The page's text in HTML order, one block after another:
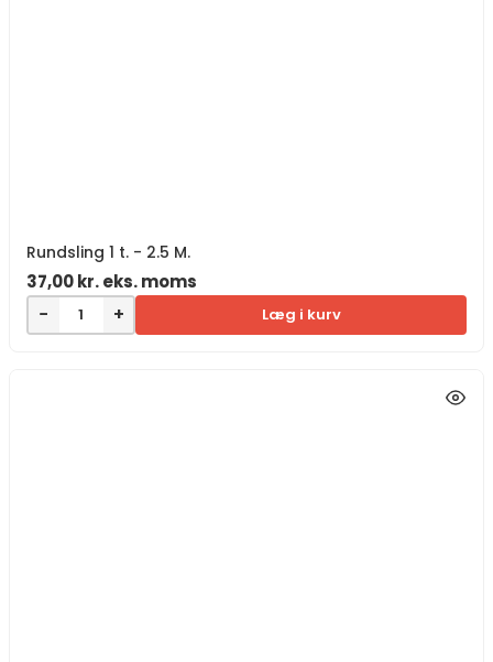
Rundsling 1 t. - 2.5 M.
37,00kr.eks. moms
− + Læg i kurv